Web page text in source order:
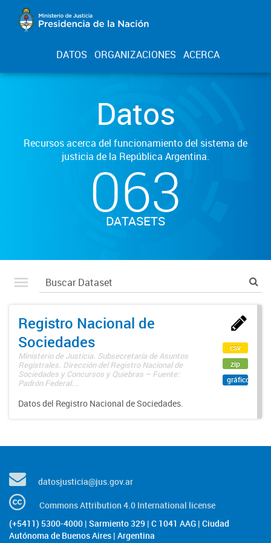
DATOS ORGANIZACIONES ACERCA
Datos
Recursos acerca del funcionamiento del sistema de
justicia de la República Argentina.
063
DATASETS
Registro Nacional de
Sociedades
Ministerio de Justicia. Subsecretaría de Asuntos
Registrales. Dirección del Registro Nacional de
Sociedades y Concursos y Quiebras – Fuente:
Padrón Federal...
Datos del Registro Nacional de Sociedades.
csv
zip
gráfico
datosjusticia@jus.gov.ar
Commons Attribution 4.0 International license
(+5411) 5300-4000 | Sarmiento 329 | C 1041 AAG | Ciudad
Autónoma de Buenos Aires | Argentina